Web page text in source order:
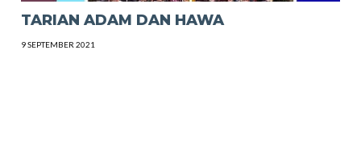
TARIAN ADAM DAN HAWA
9 SEPTEMBER 2021